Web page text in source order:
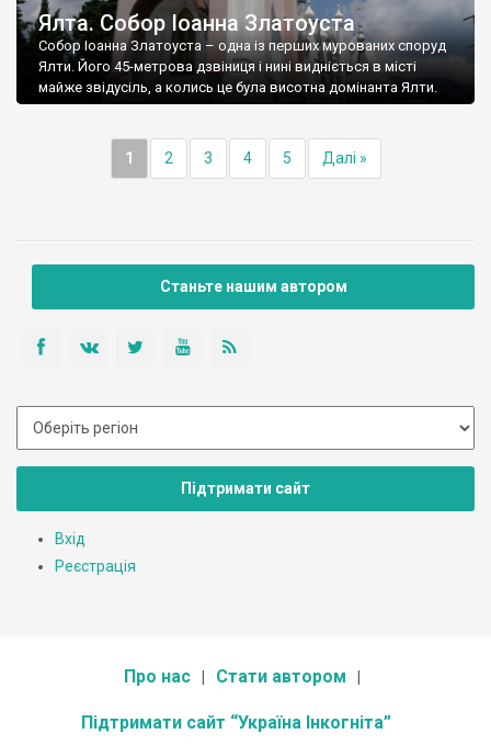
Ялта. Собор Іоанна Златоуста
Собор Іоанна Златоуста – одна із перших мурованих споруд
Ялти. Його 45-метрова дзвіниця і нині видніється в місті
майже звідусіль, а колись це була висотна домінанта Ялти.
1 2 3 4 5 Далі »
Станьте нашим автором
Підтримати сайт
Вхід
Реєстрація
Про нас Стати автором
Підтримати сайт “Україна Інкогніта”